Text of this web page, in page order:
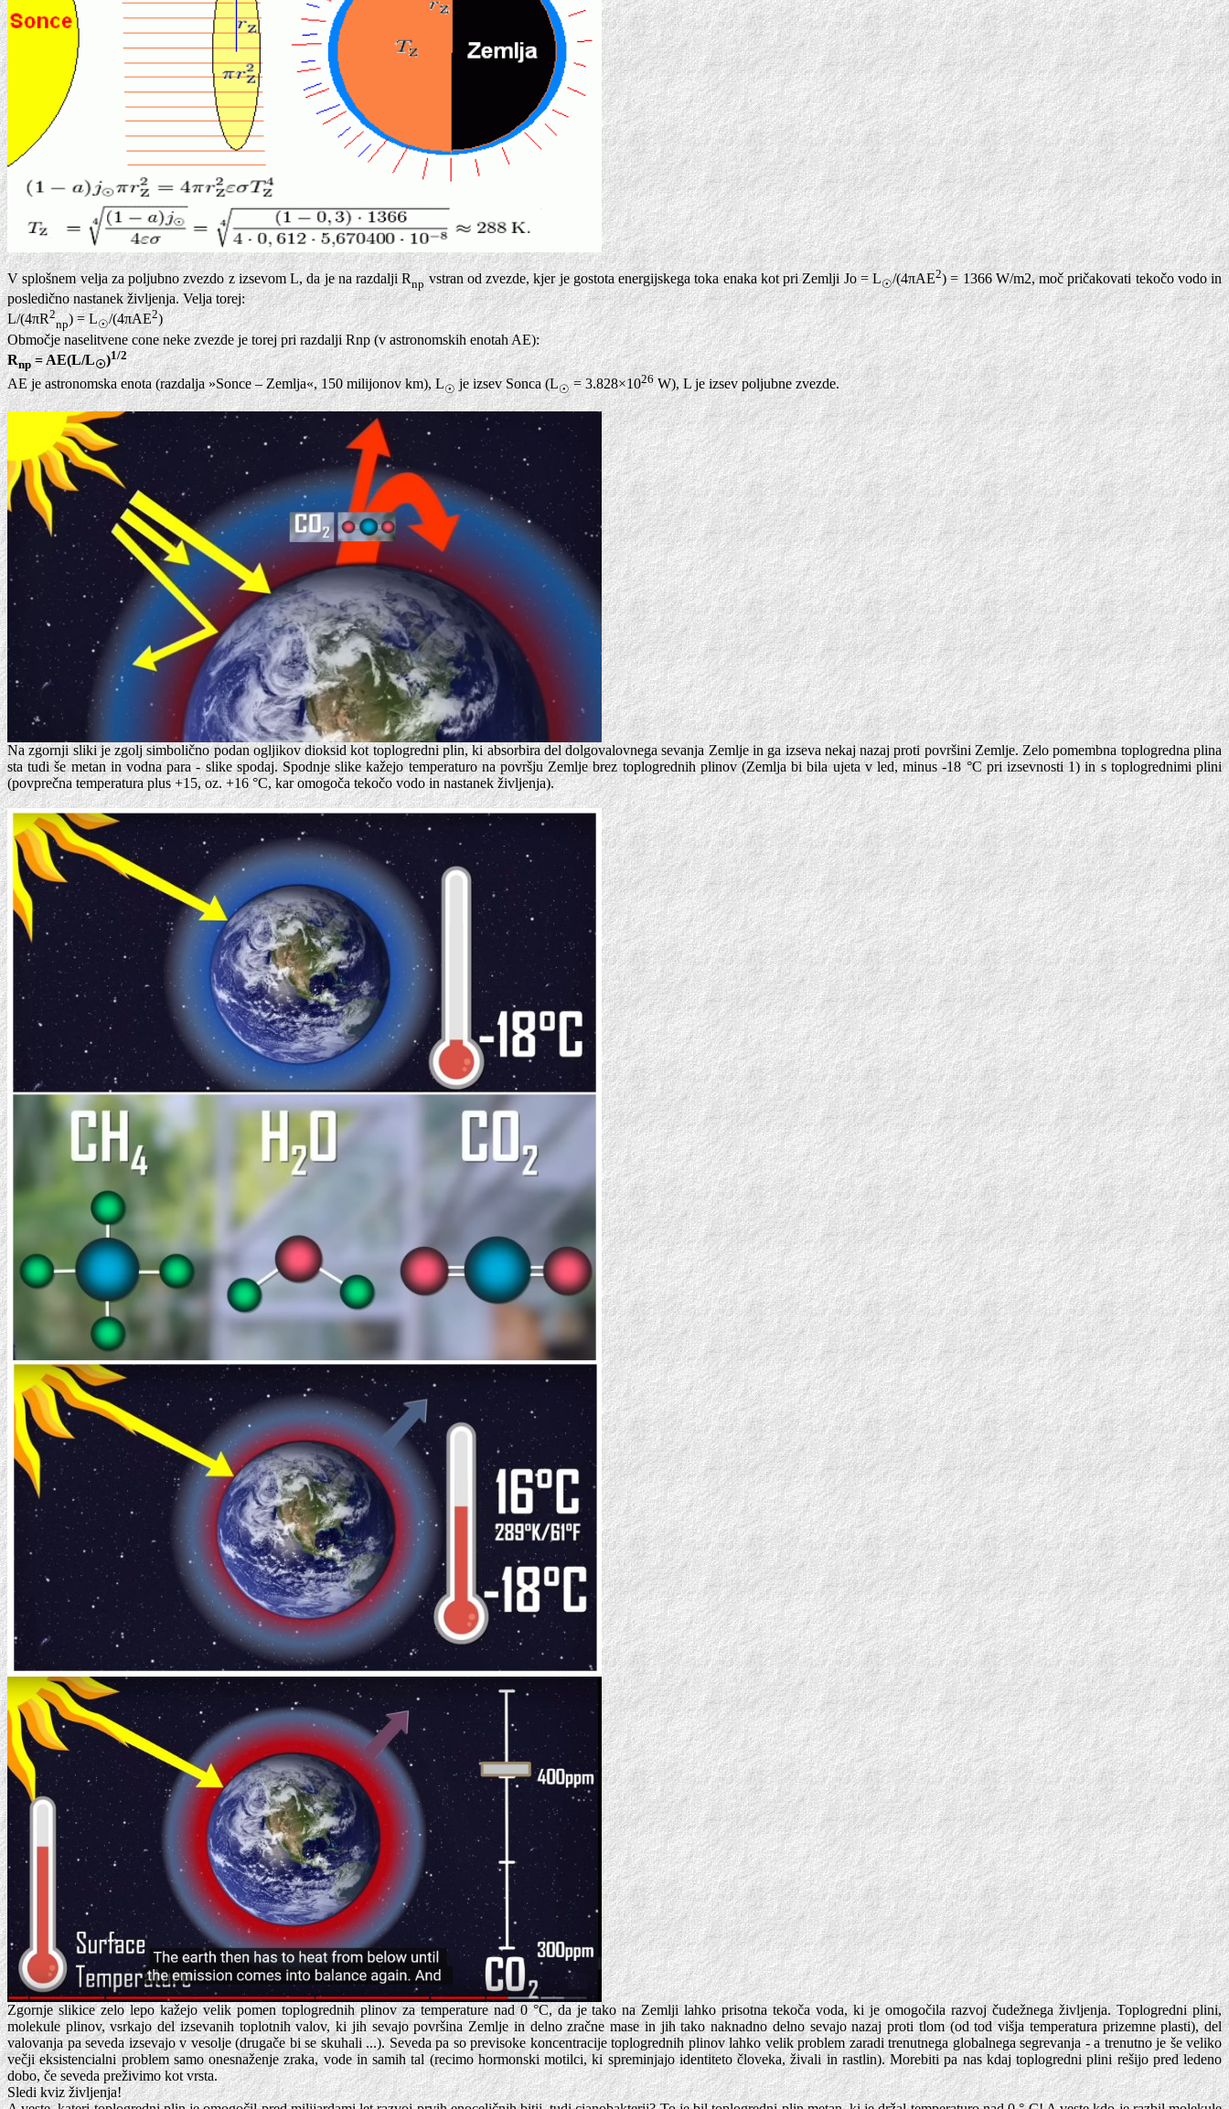
V splošnem velja za poljubno zvezdo z izsevom L, da je na razdalji Rnp vstran od zvezde, kjer je gostota energijskega toka enaka kot pri Zemlji Jo = L☉/(4πAE2) = 1366 W/m2, moč pričakovati tekočo vodo in
posledično nastanek življenja. Velja torej:
L/(4πR2
np) = L☉/(4πAE2)
Območje naselitvene cone neke zvezde je torej pri razdalji Rnp (v astronomskih enotah AE):
Rnp= AE(L/L☉)1/2
AE je astronomska enota (razdalja »Sonce – Zemlja«, 150 milijonov km), L☉ je izsev Sonca (L☉= 3.828×1026W), L je izsev poljubne zvezde.
Na zgornji sliki je zgolj simbolično podan ogljikov dioksid kot toplogredni plin, ki absorbira del dolgovalovnega sevanja Zemlje in ga izseva nekaj nazaj proti površini Zemlje. Zelo pomembna toplogredna plina
sta tudi še metan in vodna para - slike spodaj. Spodnje slike kažejo temperaturo na površju Zemlje brez toplogrednih plinov (Zemlja bi bila ujeta v led, minus -18 °C pri izsevnosti 1) in s toplogrednimi plini
(povprečna temperatura plus +15, oz. +16 °C, kar omogoča tekočo vodo in nastanek življenja).
Zgornje slikice zelo lepo kažejo velik pomen toplogrednih plinov za temperature nad 0 °C, da je tako na Zemlji lahko prisotna tekoča voda, ki je omogočila razvoj čudežnega življenja. Toplogredni plini,
molekule plinov, vsrkajo del izsevanih toplotnih valov, ki jih sevajo površina Zemlje in delno zračne mase in jih tako naknadno delno sevajo nazaj proti tlom (od tod višja temperatura prizemne plasti), del
valovanja pa seveda izsevajo v vesolje (drugače bi se skuhali ...). Seveda pa so previsoke koncentracije toplogrednih plinov lahko velik problem zaradi trenutnega globalnega segrevanja - a trenutno je še veliko
večji eksistencialni problem samo onesnaženje zraka, vode in samih tal (recimo hormonski motilci, ki spreminjajo identiteto človeka, živali in rastlin). Morebiti pa nas kdaj toplogredni plini rešijo pred ledeno
dobo, če seveda preživimo kot vrsta.
Sledi kviz življenja!